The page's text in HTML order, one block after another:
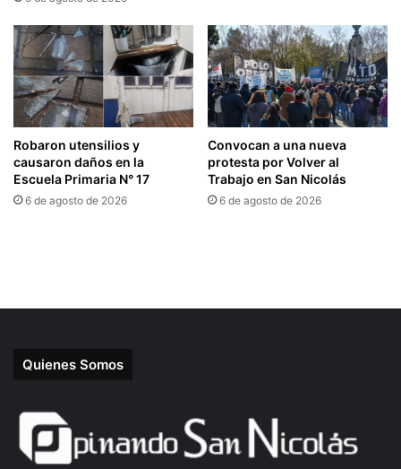
Quienes Somos